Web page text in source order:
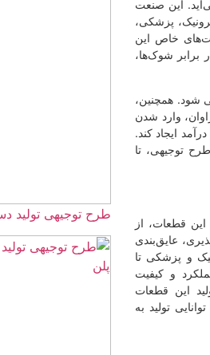
طرح توجیهی تولید دستکش کارگری ☀️(word+pdf) 1405